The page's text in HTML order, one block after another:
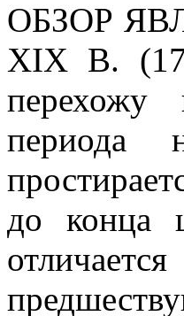
ОБЗОР
XIX В.
перехожу
периода
до конца